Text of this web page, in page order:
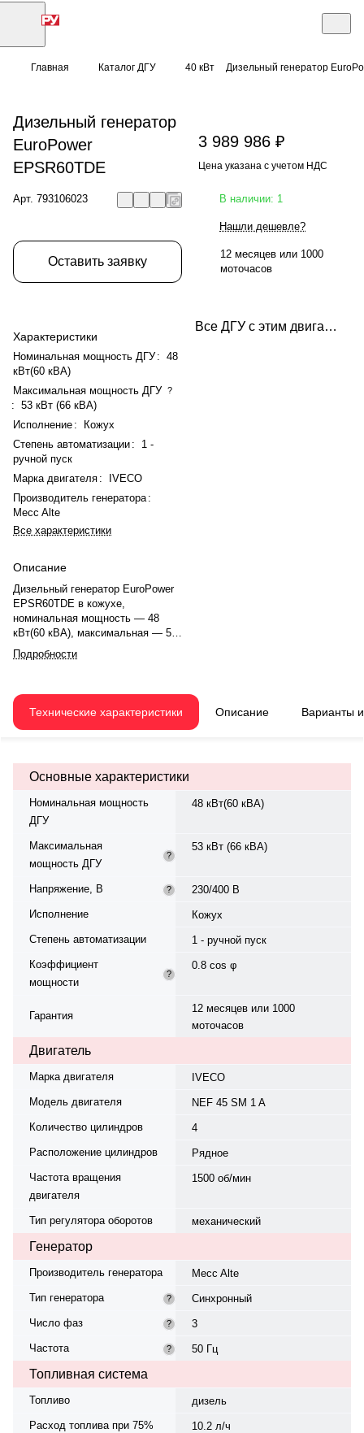
Главная Каталог ДГУ 40 кВт Дизельный генератор
Дизельный генератор
EuroPower
EPSR60TDE
Арт. 793106023
Оставить заявку
Характеристики
Номинальная мощность ДГУ : 48
кВт(60 кВА)
Максимальная мощность ДГУ ?
: 53 кВт (66 кВА)
Исполнение :
Кожух
Степень автоматизации :
1 -
ручной пуск
Марка двигателя :
IVECO
Производитель генератора :
Mecc Alte
Все характеристики
Описание
Дизельный генератор EuroPower
EPSR60TDE в кожухе,
номинальная мощность — 48
кВт(60 кВА), максимальная — 53
кВт (66 кВА). Двигатель IVECO
NEF 45 SM 1 A, рядное, 4.0-
оборотов. Система охлаждения
— жидкостная. Частота
230/400 В, 50 Гц, . Расход
топлива: 10.2 л/ч при 75%..
75% мощности — 50 ч. Уровень
шума — 62 дБ. Вес — 1787 кг,
Производство: Бельгия, гарантия
— 12 месяцев или 1000
Подробности
3 989 986 ₽
Цена указана с учетом НДС
В наличии: 1
Нашли дешевле?
12 месяцев или 1000
моточасов
Все ДГУ с этим двигателем
Технические характеристики Описание Варианты
Основные характеристики
Номинальная мощность
ДГУ
48 кВт(60 кВА)
Максимальная
мощность ДГУ
?
53 кВт (66 кВА)
Напряжение, В ?
230/400 В
Исполнение
Кожух
Степень автоматизации
1 - ручной пуск
Коэффициент
мощности
?
0.8 cos φ
Гарантия
12 месяцев или 1000
моточасов
Двигатель
Марка двигателя
IVECO
Модель двигателя
NEF 45 SM 1 A
Количество цилиндров
4
Расположение цилиндров
Рядное
Частота вращения
двигателя
1500 об/мин
Тип регулятора оборотов механический
Генератор
Производитель генератора
Mecc Alte
Тип генератора
?
Синхронный
Число фаз
?
3
Частота
? 50 Гц
Топливная система
Топливо
дизель
Расход топлива при 75%
10.2 л/ч